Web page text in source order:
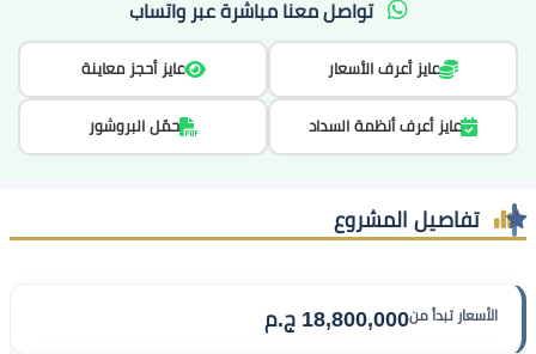
تواصل معنا مباشرة عبر واتساب
عايز أعرف الأسعار عايز أحجز معاينة
عايز أعرف أنظمة السداد حمّل البروشور
تفاصيل المشروع
الأسعار تبدأ من18,800,000 ج.م